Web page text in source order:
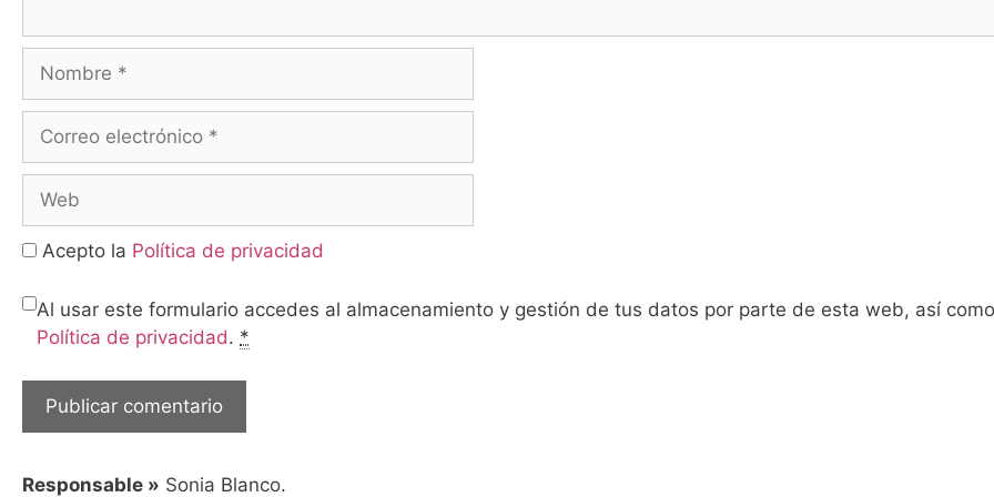
electrónico
Acepto la Política de privacidad
Al usar este formulario accedes al almacenamiento y gestión de tus datos por parte de esta web, así
Política de privacidad. *
Responsable » Sonia Blanco.